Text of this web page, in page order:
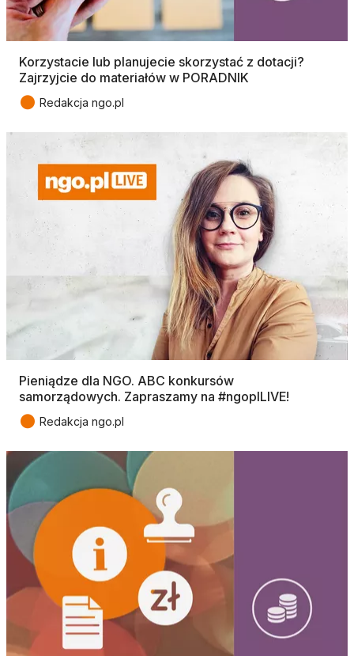
Korzystacie lub planujecie skorzystać z dotacji?
Zajrzyjcie do materiałów w PORADNIK
● Redakcja ngo.pl
Pieniądze dla NGO. ABC konkursów
samorządowych. Zapraszamy na #ngoplLIVE!
● Redakcja ngo.pl